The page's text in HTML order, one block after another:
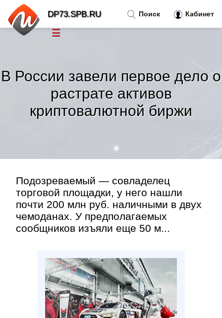
В России завели первое дело о
растрате активов
криптовалютной биржи
Подозреваемый — совладелец
торговой площадки, у него нашли
почти 200 млн руб. наличными в двух
чемоданах. У предполагаемых
сообщников изъяли еще 50 м...
Поиск Кабинет
DP73.SPB.RU
☰
Тренды новостей»
Рубрики»